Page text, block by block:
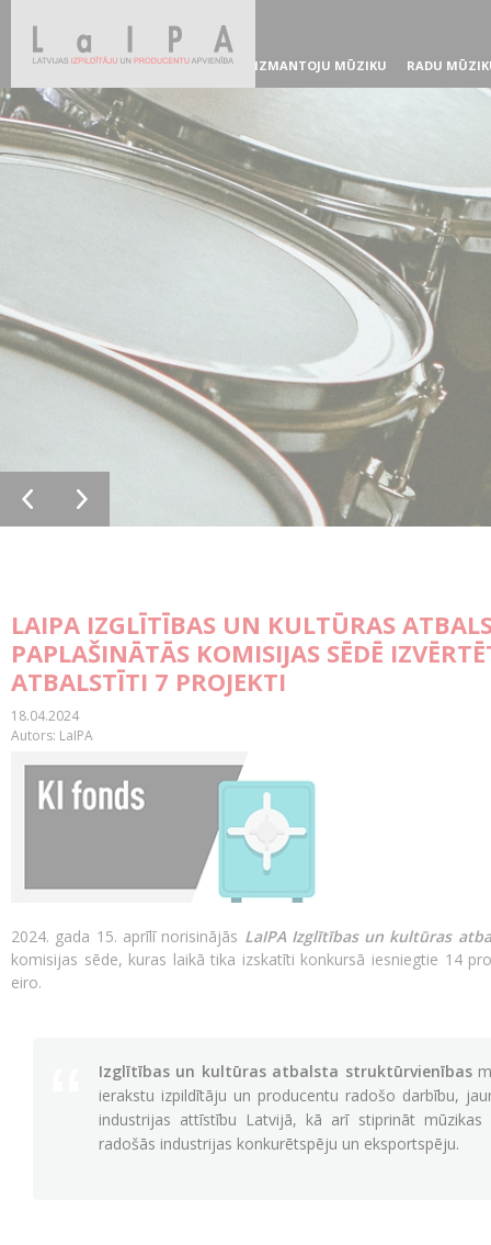
IZMANTOJU MŪZIKU RADU
LAIPA IZGLĪTĪBAS UN KULTŪRAS
PAPLAŠINĀTĀS KOMISIJAS SĒDĒ
ATBALSTĪTI 7 PROJEKTI
18.04.2024
Autors: LaIPA
2024. gada 15. aprīlī norisinājās LaIPA Izglītības un kultūras
komisijas sēde, kuras laikā tika izskatīti konkursā iesniegtie 14
eiro.
Izglītības un kultūras atbalsta struktūrvienības
ierakstu izpildītāju un producentu radošo darbību,
industrijas attīstību Latvijā, kā arī stiprināt mūzikas
radošās industrijas konkurētspēju un eksportspēju.